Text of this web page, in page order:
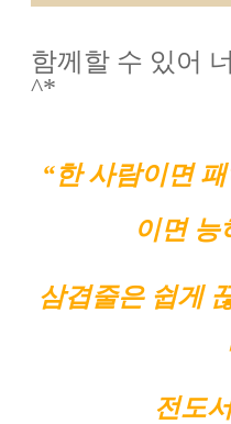
함께할 수 있어
^*
“한 사람이면
이면 능
삼겹줄은 쉽게
전도